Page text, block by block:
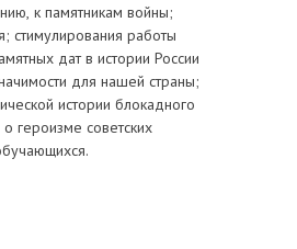
к памятникам войны;
стимулирования работы
дат в истории России
для нашей страны;
истории блокадного
героизме советских